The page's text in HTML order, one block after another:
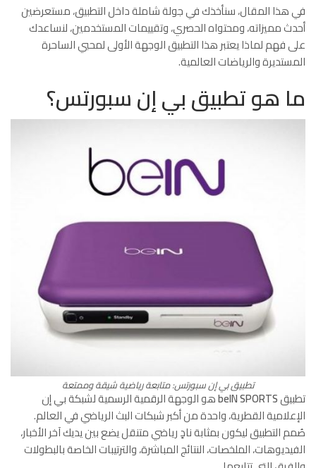
في هذا المقال، سنأخذك في جولة شاملة داخل التطبيق، مستعرضين
أحدث مميزاته، ومحتواه الحصري، وتقييمات المستخدمين، لنساعدك
على فهم لماذا يعتبر هذا التطبيق الوجهة الأولى لمحبي الساحرة
المستديرة والرياضات العالمية.
ما هو تطبيق بي إن سبورتس؟
تطبيق بي إن سبورتس: متابعة رياضية شيقة وممتعة
تطبيقbeIN SPORTSهو الوجهة الرقمية الرسمية لشبكة بي إن
الإعلامية القطرية، واحدة من أكبر شبكات البث الرياضي في العالم.
صُمم التطبيق ليكون بمثابة نادٍ رياضي متنقل يضع بين يديك آخر الأخبار،
الفيديوهات، الملخصات، النتائج المباشرة، والترتيبات الخاصة بالبطولات